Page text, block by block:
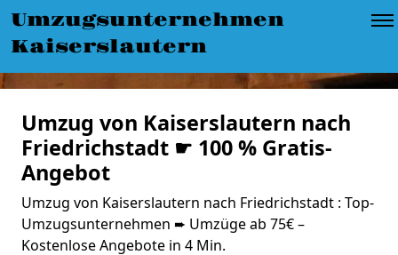
Umzugsunternehmen
Kaiserslautern
Umzug von Kaiserslautern nach
Friedrichstadt ☛ 100 % Gratis-
Angebot
Umzug von Kaiserslautern nach Friedrichstadt : Top-
Umzugsunternehmen ➨ Umzüge ab 75€ –
Kostenlose Angebote in 4 Min.